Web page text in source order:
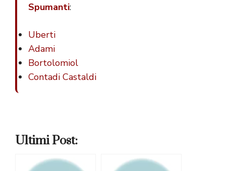
Spumanti:
Uberti
Adami
Bortolomiol
Contadi Castaldi
Ultimi Post: